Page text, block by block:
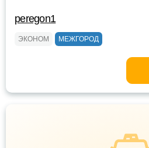
peregon1
ЭКОНОМ МЕЖГОРОД